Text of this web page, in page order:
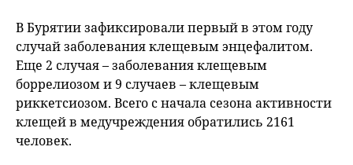
В Бурятии зафиксировали первый в этом году
случай заболевания клещевым энцефалитом.
Еще 2 случая – заболевания клещевым
боррелиозом и 9 случаев – клещевым
риккетсиозом. Всего с начала сезона активности
клещей в медучреждения обратились 2161
человек.